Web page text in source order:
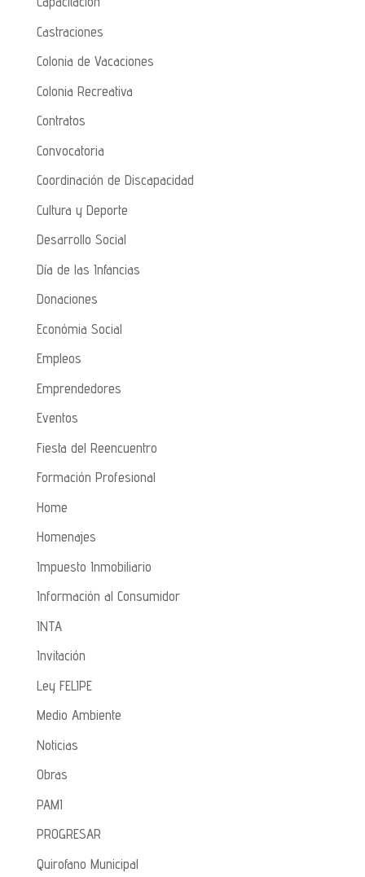
Castraciones
Colonia de Vacaciones
Colonia Recreativa
Contratos
Convocatoria
Coordinación de Discapacidad
Cultura y Deporte
Desarrollo Social
Día de las Infancias
Donaciones
Económia Social
Empleos
Emprendedores
Eventos
Fiesta del Reencuentro
Formación Profesional
Home
Homenajes
Impuesto Inmobiliario
Información al Consumidor
INTA
Invitación
Ley FELIPE
Medio Ambiente
Noticias
Obras
PAMI
PROGRESAR
Quirofano Municipal